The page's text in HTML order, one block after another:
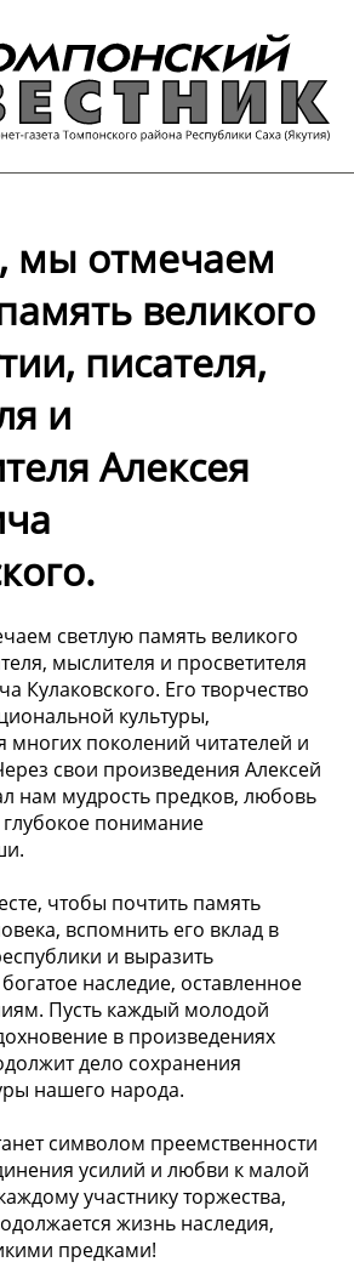
мы отмечаем
великого
писателя,
и
Алексея
светлую память великого
мыслителя и просветителя
Кулаковского. Его творчество
культуры,
многих поколений читателей и
свои произведения Алексей
нам мудрость предков, любовь
понимание
чтобы почтить память
вспомнить его вклад в
и выразить
наследие, оставленное
Пусть каждый молодой
в произведениях
дело сохранения
нашего народа.
символом преемственности
усилий и любви к малой
участнику торжества,
жизнь наследия,
предками!